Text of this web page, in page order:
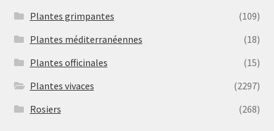
Plantes grimpantes
(109)
Plantes méditerranéennes
(18)
Plantes officinales
(15)
Plantes vivaces
(2297)
Rosiers
(268)